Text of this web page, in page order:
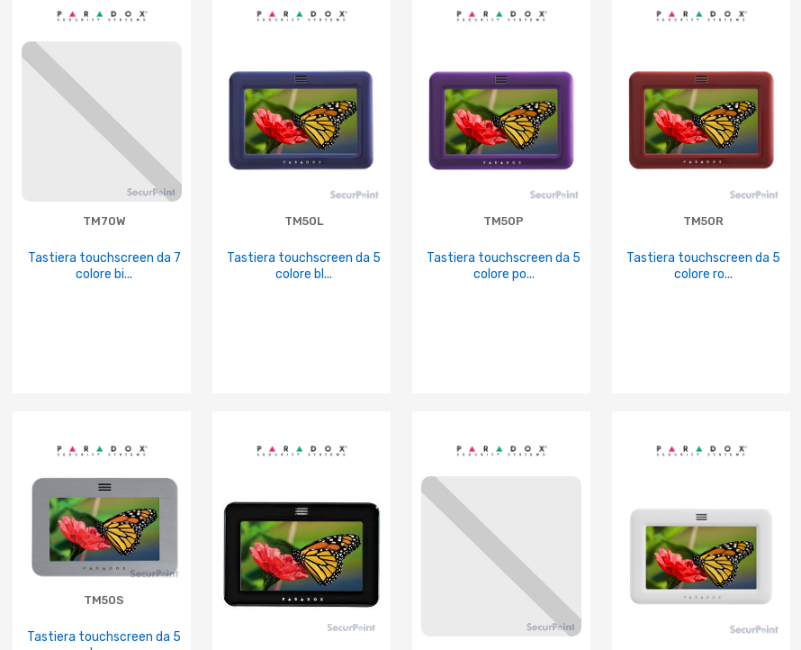
TM70W
Tastiera touchscreen da 7
colore bi...
TM50L
Tastiera touchscreen da 5
colore bl...
TM50P
Tastiera touchscreen da 5
colore po...
TM50R
Tastiera touchscreen da 5
colore ro...
TM50S
Tastiera touchscreen da 5